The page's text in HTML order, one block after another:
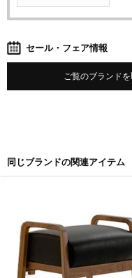
セール・フェア情報
ご覧のブランド
同じブランドの関連アイテム